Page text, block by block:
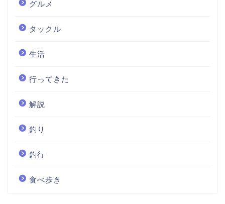
グルメ
タックル
生活
行ってきた
解説
釣り
釣行
食べ歩き